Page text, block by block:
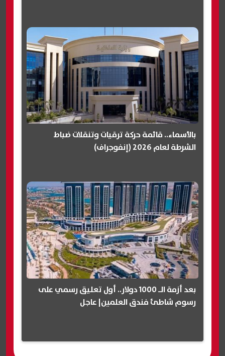
بالأسماء.. قائمة حركة ترقيات وتنقلات ضباط
الشرطة لعام 2026 (إنفوجراف)
بعد أزمة الـ 1000 دولار.. أول تعليق رسمي على
رسوم شاطئ فندق العلمين| عاجل